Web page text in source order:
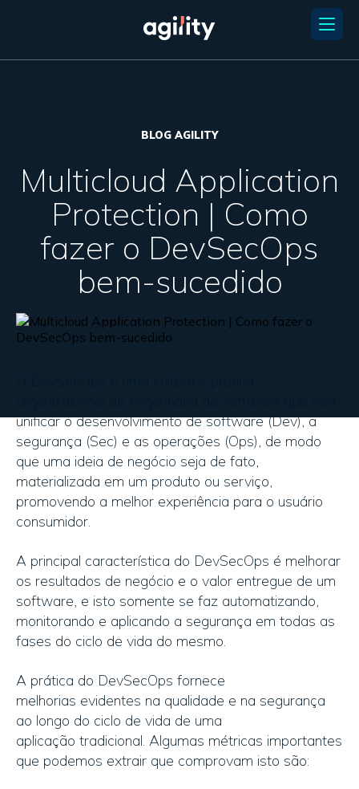
BLOG AGILITY
Multicloud Application
Protection | Como
fazer o DevSecOps
bem-sucedido
unificar o desenvolvimento de software (Dev), a
segurança (Sec) e as operações (Ops), de modo
que uma ideia de negócio seja de fato,
materializada em um produto ou serviço,
promovendo a melhor experiência para o usuário
consumidor.
A principal característica do DevSecOps é melhorar
os resultados de negócio e o valor entregue de um
software, e isto somente se faz automatizando,
monitorando e aplicando a segurança em todas as
fases do ciclo de vida do mesmo.
A prática do DevSecOps fornece
melhorias evidentes ​​na qualidade e na segurança
ao longo do ciclo de vida de uma
aplicação tradicional. Algumas métricas importantes
que podemos extrair que comprovam isto são: